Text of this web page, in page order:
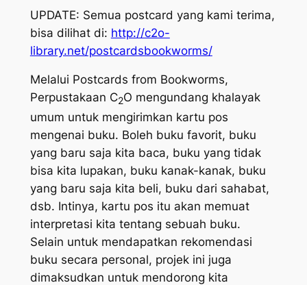
UPDATE: Semua postcard yang kami terima,
bisa dilihat di: http://c2o-
library.net/postcardsbookworms/
Melalui Postcards from Bookworms,
Perpustakaan C2O mengundang khalayak
umum untuk mengirimkan kartu pos
mengenai buku. Boleh buku favorit, buku
yang baru saja kita baca, buku yang tidak
bisa kita lupakan, buku kanak-kanak, buku
yang baru saja kita beli, buku dari sahabat,
dsb. Intinya, kartu pos itu akan memuat
interpretasi kita tentang sebuah buku.
Selain untuk mendapatkan rekomendasi
buku secara personal, projek ini juga
dimaksudkan untuk mendorong kita